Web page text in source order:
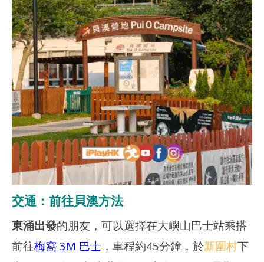
交通：前往貝澳方法
東涌出發的朋友，可以選擇在大嶼山巴士站乘搭
前往梅窩 3M 巴士 ，車程約45分鐘，於新圍村下